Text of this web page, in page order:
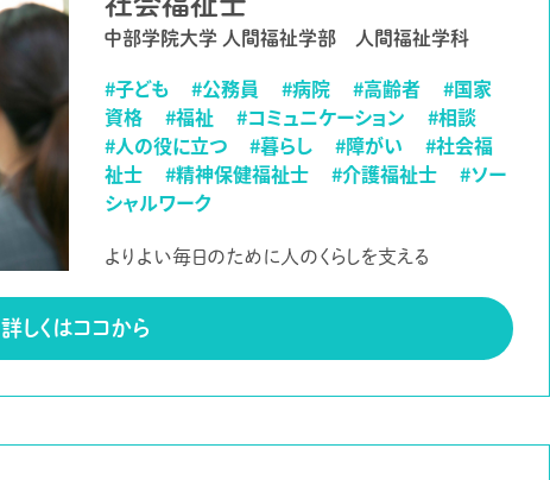
中部学院大学 人間福祉学部 人間福祉学科
#子ども #公務員 #病院 #高齢者
#国家
資格
#福祉 #コミュニケーション
#相談
#人の役に立つ
#暮らし #障がい
#社会福
祉士
#精神保健福祉士 #介護福祉士
#ソー
シャルワーク
よりよい毎日のために人のくらしを支える
詳しくはココから